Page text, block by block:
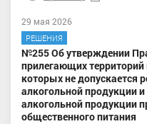
29 мая 2026
РЕШЕНИЯ
№255 Об утверждении
прилегающих
которых не допускается
алкогольной продукции
алкогольной продукции
общественного питания